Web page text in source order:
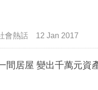
會熱話 12 Jan 2017
間居屋 變出千萬元資